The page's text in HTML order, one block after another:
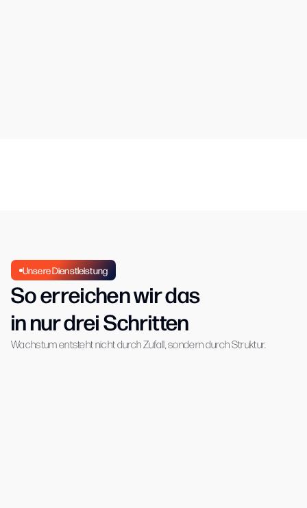
Unsere Dienstleistung
So erreichen wir das
in nur drei Schritten
Wachstum entsteht nicht durch Zufall, sondern durch Struktur.